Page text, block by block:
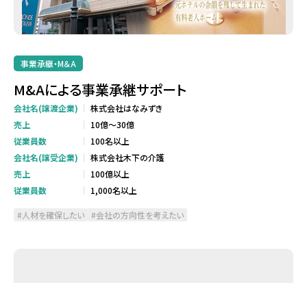
事業承継・M＆A
M&Aによる事業承継サポート
会社名(譲渡企業)
株式会社はなみずき
売上
10億～30億
従業員数
100名以上
会社名(譲受企業)
株式会社木下の介護
売上
100億以上
従業員数
1,000名以上
人材を確保したい 会社の方向性を考えたい